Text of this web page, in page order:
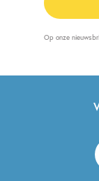
Op onze